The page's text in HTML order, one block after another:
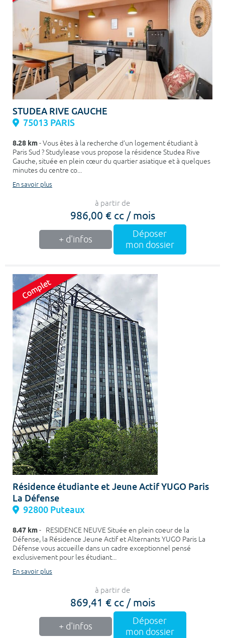
STUDEA RIVE GAUCHE
75013 PARIS
8.28 km- Vous êtes à la recherche d’un logement étudiant à
Paris Sud ? Studylease vous propose la résidence Studea Rive
Gauche, située en plein cœur du quartier asiatique et à quelques
minutes du centre co...
En savoir plus
à partir de
986,00 € cc / mois
+ d'infos
Déposer
mon dossier
Résidence étudiante et Jeune Actif YUGO Paris
La Défense
92800 Puteaux
8.47 km- RESIDENCE NEUVE Située en plein coeur de la
Défense, la Résidence Jeune Actif et Alternants YUGO Paris La
Défense vous accueille dans un cadre exceptionnel pensé
exclusivement pour les étudiant...
En savoir plus
à partir de
869,41 € cc / mois
+ d'infos
Déposer
mon dossier